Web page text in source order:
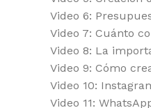
Video 6:
Video 7: Cuánto
Video 8: La
Video 9: Cómo
Video 10:
Video 11: